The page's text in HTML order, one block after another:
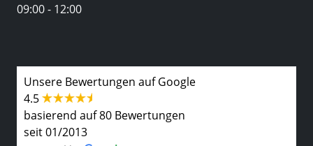
09:00 - 12:00
Unsere Bewertungen auf Google
4.5
basierend auf 80 Bewertungen
seit 01/2013